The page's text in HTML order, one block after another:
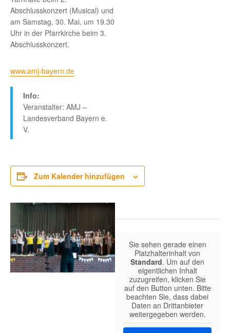
Abschlusskonzert (Musical) und
am Samstag, 30. Mai, um 19.30
Uhr in der Pfarrkirche beim 3.
Abschlusskonzert.
www.amj-bayern.de
Info:
Veranstalter: AMJ –
Landesverband Bayern e.
V.
Zum Kalender hinzufügen
Sie sehen gerade einen
Platzhalterinhalt von
Standard. Um auf den
eigentlichen Inhalt
zuzugreifen, klicken Sie
auf den Button unten. Bitte
beachten Sie, dass dabei
Daten an Drittanbieter
weitergegeben werden.